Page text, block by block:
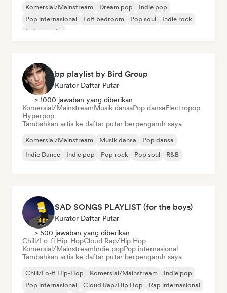
Komersial/Mainstream Dream pop
Indie pop
Pop internasional
Lofi bedroom Pop soul
Indie rock
Instrumental
bp playlist by Bird Group
Kurator Daftar Putar
> 1000 jawaban yang diberikan
Komersial/MainstreamMusik dansaPop dansaElectropop
Hyperpop
Tambahkan artis ke daftar putar berpengaruh saya
Komersial/Mainstream Musik dansa
Pop dansa
Indie Dance
Indie pop Pop rock Pop soul R&B
SAD SONGS PLAYLIST (for the boys)
Kurator Daftar Putar
> 500 jawaban yang diberikan
Chill/Lo-fi Hip-HopCloud Rap/Hip Hop
Komersial/MainstreamIndie popPop internasional
Tambahkan artis ke daftar putar berpengaruh saya
Chill/Lo-fi Hip-Hop Komersial/Mainstream
Indie pop
Pop internasional
Cloud Rap/Hip Hop
Rap internasional